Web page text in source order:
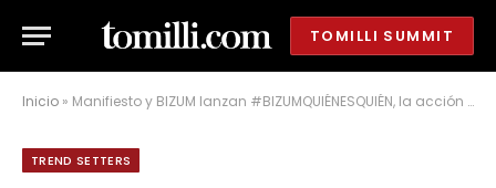
TOMILLI SUMMIT
Inicio » Manifiesto y BIZUM lanzan #BIZUMQUIÉNESQUIÉN, la acción más viral para celebrar el día del community manager
TREND SETTERS